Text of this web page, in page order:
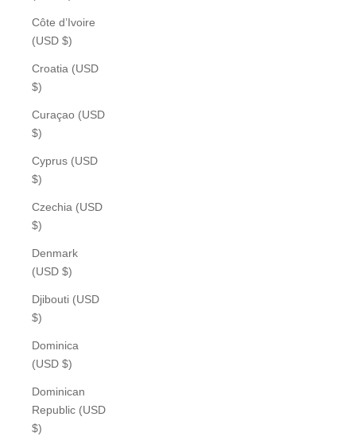
Côte d’Ivoire
(USD $)
Croatia (USD
$)
Curaçao (USD
$)
Cyprus (USD
$)
Czechia (USD
$)
Denmark
(USD $)
Djibouti (USD
$)
Dominica
(USD $)
Dominican
Republic (USD
$)